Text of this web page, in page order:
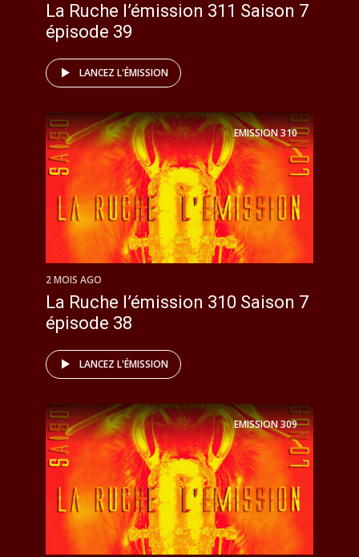
La Ruche l’émission 311 Saison 7
épisode 39
LANCEZ L'ÉMISSION
EMISSION310
2 MOIS AGO
La Ruche l’émission 310 Saison 7
épisode 38
LANCEZ L'ÉMISSION
EMISSION309